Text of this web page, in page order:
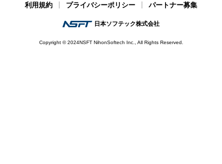
利用規約 プライバシーポリシー パートナー募集
日本ソフテック株式会社
Copyright © 2024NSFT NihonSoftech Inc., All Rights Reserved.